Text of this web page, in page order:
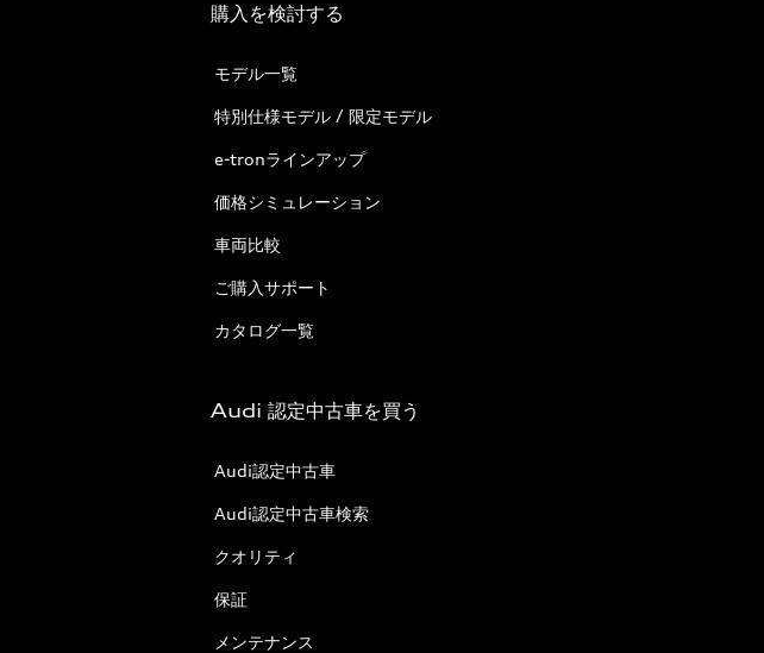
購入を検討する
モデル一覧
特別仕様モデル / 限定モデル
e-tronラインアップ
価格シミュレーション
車両比較
ご購入サポート
カタログ一覧
Audi 認定中古車を買う
Audi認定中古車
Audi認定中古車検索
クオリティ
保証
メンテナンス